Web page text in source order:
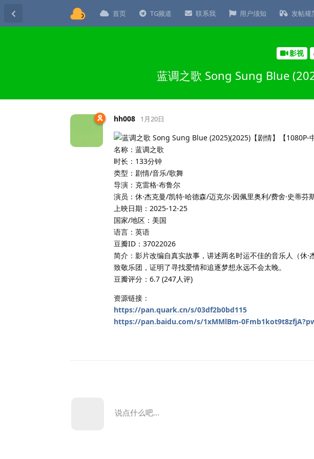
首页 TG频道 联系我 用户须知 发帖规
影视
蓝调之歌 Song Sung Blue
hh008 1月20日
名称：蓝调之歌
时长：133分钟
类型：剧情/音乐/歌舞
导演：克雷格·布鲁尔
演员：休·杰克曼/凯特·哈德森/迈克尔·因佩里奥利/费舍·史蒂芬
上映日期：2025-12-25
国家/地区：美国
语言：英语
豆瓣ID：37022026
简介：影片改编自真实故事，讲述两名时运不佳的音乐人（休
致敬乐团，证明了寻找爱情和追逐梦想永远不会太晚。
豆瓣评分：6.7 (247人评)
资源链接：
https://pan.quark.cn/s/03df2b0bd115
https://pan.baidu.com/s/1xMMlBm-
说点什么吧...